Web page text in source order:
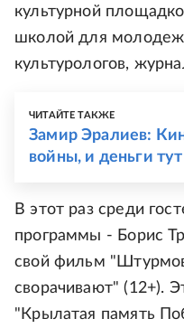
культурной
школой для
культурологов,
ЧИТАЙТЕ ТАКЖЕ
Замир Эралиев:
войны, и деньги
В этот раз среди
программы - Борис
свой фильм
сворачивают" (12+).
"Крылатая память